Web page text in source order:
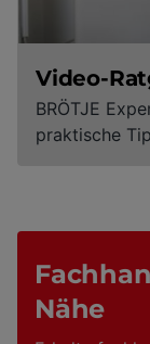
Video-
BRÖTJE
praktische
Nähe